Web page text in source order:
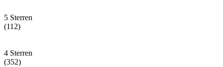
5 Sterren
(112)
4 Sterren
(352)